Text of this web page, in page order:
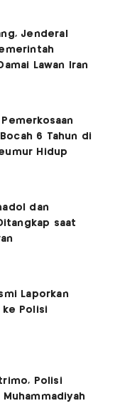
Jenderal
Lawan Iran
Pemerkosaan
6 Tahun di
Hidup
dan
saat
Laporkan
ke Polisi
Polisi